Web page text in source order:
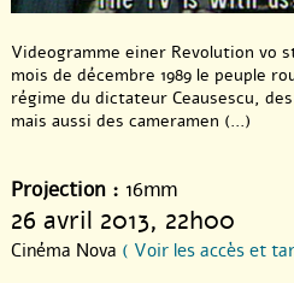
Videogramme einer Revolution vo
mois de décembre 1989 le peuple
régime du dictateur Ceausescu,
mais aussi des cameramen (...)
Projection : 16mm
26 avril 2013, 22h00
Cinéma Nova ( Voir les accès et